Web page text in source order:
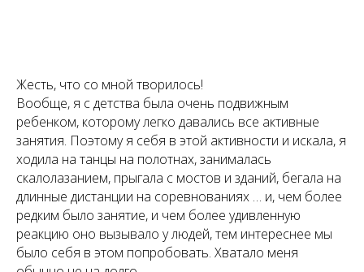
Жесть, что со мной творилось!
Вообще, я с детства была очень подвижным
ребенком, которому легко давались все активные
занятия. Поэтому я себя в этой активности и искала, я
ходила на танцы на полотнах, занималась
скалолазанием, прыгала с мостов и зданий, бегала на
длинные дистанции на соревнованиях … и, чем более
редким было занятие, и чем более удивленную
реакцию оно вызывало у людей, тем интереснее мы
было себя в этом попробовать. Хватало меня